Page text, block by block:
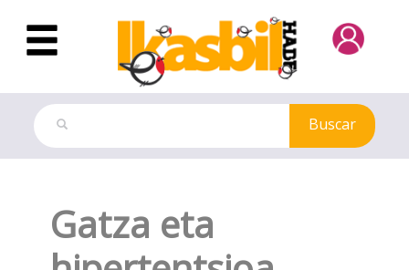
Saltar al contenido principal
Buscar
Gatza eta